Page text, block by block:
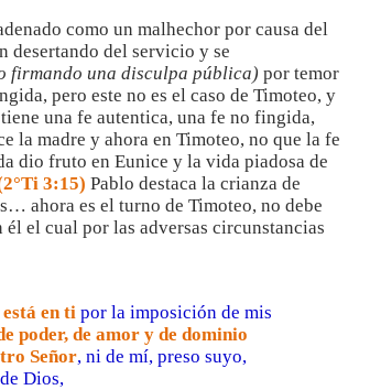
como un malhechor por causa del
desertando del servicio y se
firmando una disculpa pública) por temor
pero este no es el caso de Timoteo, y
una fe autentica, una fe no fingida,
la madre y ahora en Timoteo, no que la fe
dio fruto en Eunice y la vida piadosa de
3:15) Pablo destaca la crianza de
ahora es el turno de Timoteo, no debe
él el cual por las adversas circunstancias
en ti por la imposición de mis
poder, de amor y de dominio
Señor, ni de mí, preso suyo,
Dios,